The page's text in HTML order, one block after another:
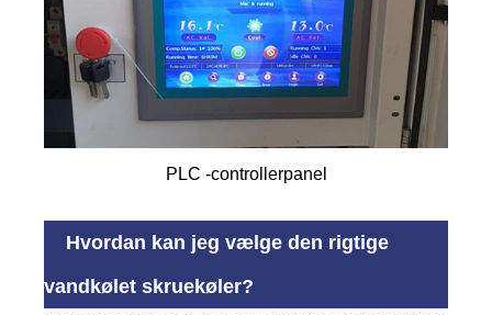
PLC -controllerpanel
Hvordan kan jeg vælge den rigtige
vandkølet skruekøler?